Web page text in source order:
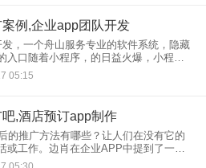
例,企业app团队开发
发，一个舟山服务专业的软件系统，隐藏
入口随着小程序，的日益火爆，小程序
会直接展示在Discovery栏目中，就像现
05:15
,酒店预订app制作
的推广方法有哪些？让人们在没有它的
或工作。边肖在企业APP中提到了一个
相关项目，那么企业开发发布APP时应